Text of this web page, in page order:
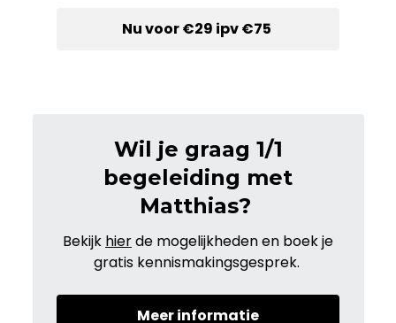
Nu voor €29 ipv €75
Wil je graag 1/1
begeleiding met
Matthias?
Bekijk hierde mogelijkheden en boek je
gratis kennismakingsgesprek.
Meer informatie